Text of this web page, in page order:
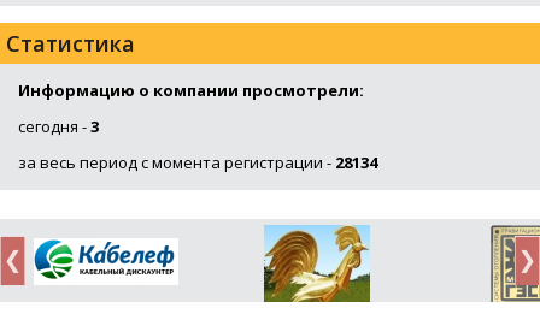
Статистика
Информацию о компании просмотрели:
сегодня -3
за весь период с момента регистрации - 28134